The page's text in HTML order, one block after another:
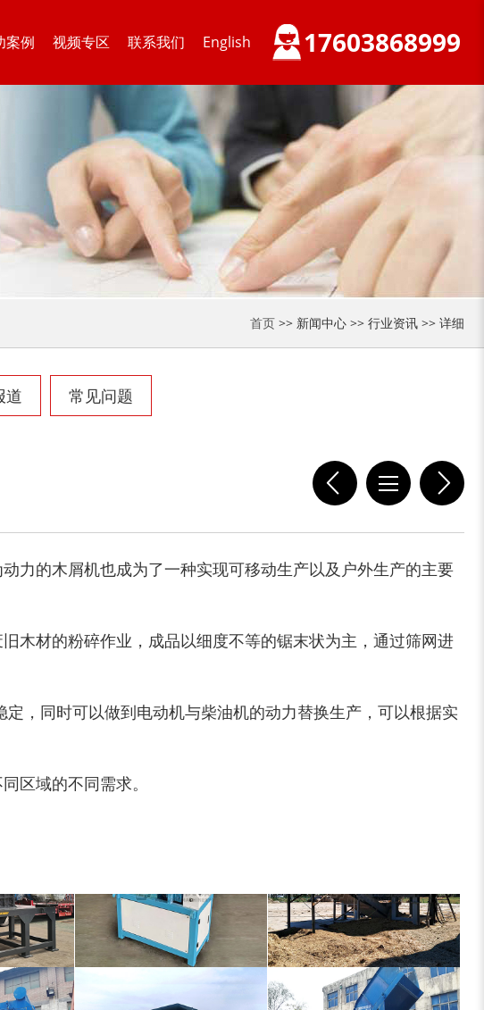
案例 视频专区 联系我们 English 17603868999
首页 >> 新闻中心 >> 行业资讯 >> 详细
道 常见问题
力的木屑机也成为了一种实现可移动生产以及户外生产的主要
木材的粉碎作业，成品以细度不等的锯末状为主，通过筛网进
，同时可以做到电动机与柴油机的动力替换生产，可以根据实
区域的不同需求。
大型稻草捆撕碎机... 金属撕碎机
备... 锯末粉碎机
切枝机 玉米秸秆粉碎机
小型撕碎机 稻草秸秆撕碎机